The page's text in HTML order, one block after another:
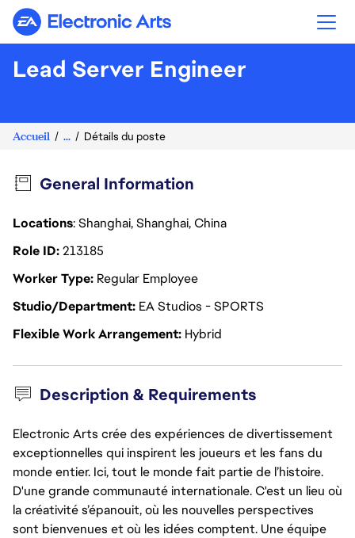
Electronic Arts
Lead Server Engineer
Accueil ... Détails du poste
General Information
Locations: Shanghai, Shanghai, China
Role ID213185
Worker Type Regular Employee
Studio/Department EA Studios - SPORTS
Flexible Work Arrangement Hybrid
Description & Requirements
Electronic Arts crée des expériences de divertissement
exceptionnelles qui inspirent les joueurs et les fans du
monde entier. Ici, tout le monde fait partie de l’histoire.
D'une grande communauté internationale. C'est un lieu où
la créativité s’épanouit, où les nouvelles perspectives
sont bienvenues et où les idées comptent. Une équipe